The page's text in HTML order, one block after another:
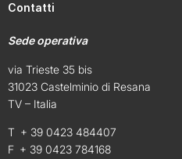
Contatti
Sede operativa
via Trieste 35 bis
31023 Castelminio di Resana
TV – Italia
T + 39 0423 484407
F + 39 0423 784168